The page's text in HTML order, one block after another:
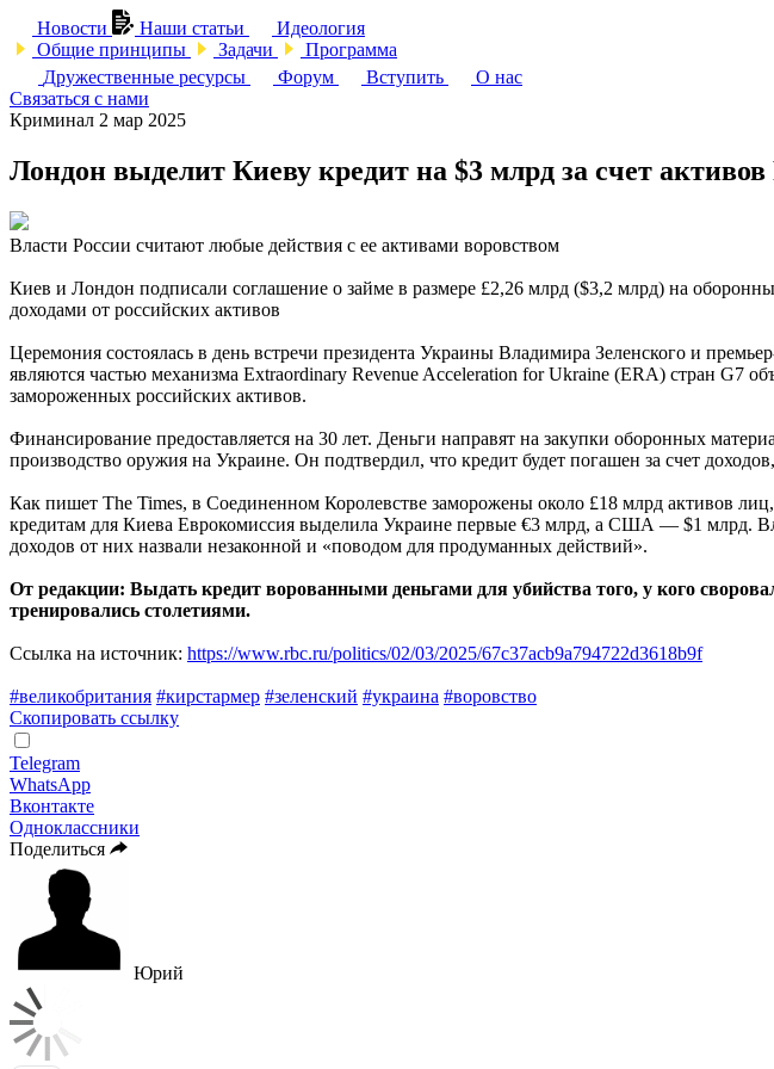
Новости Наши статьи
Идеология
Общие принципы
Задачи
Программа
Дружественные ресурсы
Форум Вступить
О нас
Связаться с нами
Криминал 2 мар 2025
Лондон выделит Киеву кредит на $3 млрд за счет активов
Власти России считают любые действия с ее активами воровством
Киев и Лондон подписали соглашение о займе в размере £2,26 млрд ($3,2 млрд) на
доходами от российских активов
Церемония состоялась в день встречи президента Украины Владимира Зеленского и
являются частью механизма Extraordinary Revenue Acceleration for Ukraine (ERA) стран G7
замороженных российских активов.
Финансирование предоставляется на 30 лет. Деньги направят на закупки оборонных
производство оружия на Украине. Он подтвердил, что кредит будет погашен за счет
Как пишет The Times, в Соединенном Королевстве заморожены около £18 млрд активов
кредитам для Киева Еврокомиссия выделила Украине первые €3 млрд, а США — $1 млрд.
доходов от них назвали незаконной и «поводом для продуманных действий».
От редакции: Выдать кредит ворованными деньгами для убийства того, у кого
тренировались столетиями.
Ссылка на источник: https://www.rbc.ru/politics/02/03/2025/67c37acb9a794722d3618b9f
#великобритания #кирстармер #зеленский #украина #воровство
Скопировать ссылку
Telegram
WhatsApp
Вконтакте
Одноклассники
Поделиться
Юрий